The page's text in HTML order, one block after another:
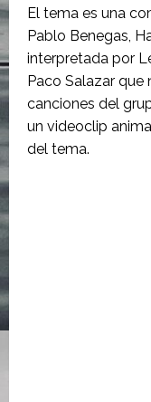
El tema es una
Pablo Benegas,
interpretada por
Paco Salazar que
canciones del
un videoclip
del tema.